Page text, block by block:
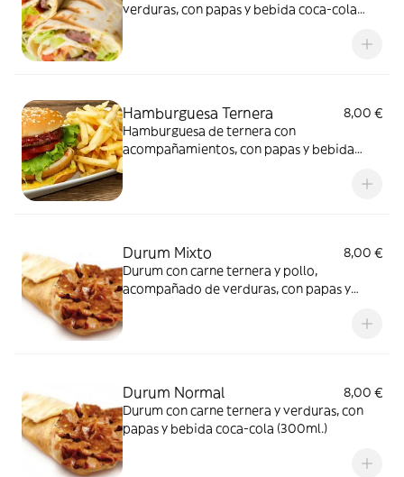
verduras, con papas y bebida coca-cola
Hamburguesa Ternera
8,00 €
Hamburguesa de ternera con
acompañamientos, con papas y bebida
Durum Mixto
8,00 €
Durum con carne ternera y pollo,
acompañado de verduras, con papas y
Durum Normal
8,00 €
Durum con carne ternera y verduras, con
papas y bebida coca-cola (300ml.)